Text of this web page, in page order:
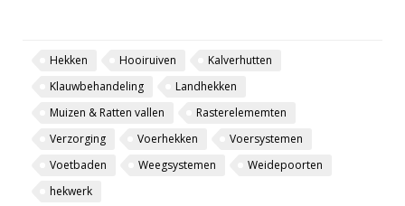
Hekken Hooiruiven
Kalverhutten
Klauwbehandeling
Landhekken
Muizen & Ratten vallen
Rasterelememten
Verzorging
Voerhekken
Voersystemen
Voetbaden
Weegsystemen
Weidepoorten
hekwerk